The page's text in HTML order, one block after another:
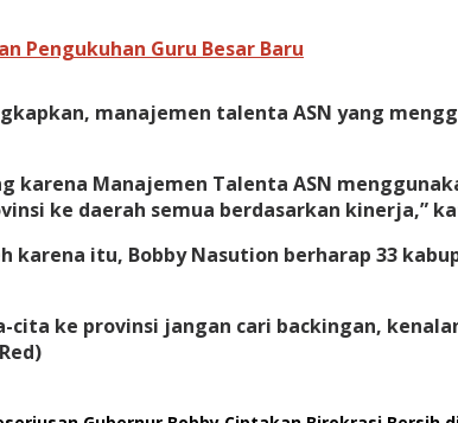
Pengukuhan Guru Besar Baru
manajemen talenta ASN yang
Manajemen Talenta ASN
ke daerah semua berdasarkan kinerja,”
itu, Bobby Nasution berharap 33
ke provinsi jangan cari backingan,